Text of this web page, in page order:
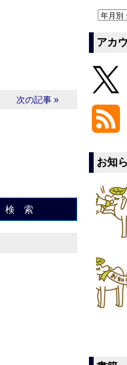
次の記事 »
検 索
アカ
お知